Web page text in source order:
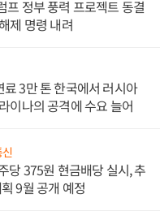
프 정부 풍력 프로젝트 동결
제 명령 내려
3만 톤 한국에서 러시아
이나의 공격에 수요 늘어
당 375원 현금배당 실시, 추
9월 공개 예정